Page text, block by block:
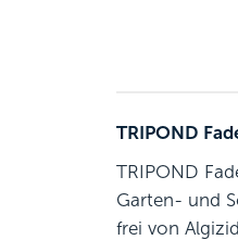
TRIPOND
TRIPOND
Garten- und
frei von